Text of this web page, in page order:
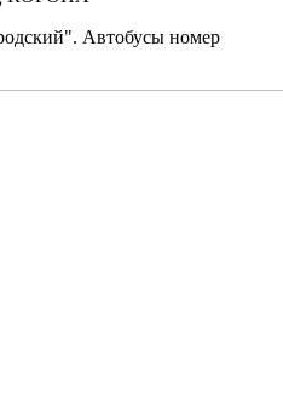
Автобусы номер